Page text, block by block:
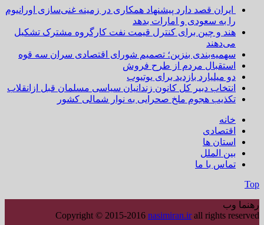
ایران قصد دارد پیشنهاد همکاری در زمینه غنی‌سازی اورانیوم
را به سعودی و امارات بدهد
هند و چین برای کنترل قیمت نفت کارگروه مشترک تشکیل
می‌دهند
سهمیه‌بندی بنزین؛ تصمیم شورای اقتصادی سران سه قوه
استقبال مردم از طرح فروش
دو میلیارد بازدید برای یوتیوب
انتخاب دبیر کل کانون زندانیان سیاسی مسلمان قبل ازانقلاب
تکذیب هجوم ملخ صحرایی به نوار شمالی کشور
خانه
اقتصادی
استان ها
بین الملل
تماس با ما
Top
رهنما وب
Copyright © 2015-2016 nasimiran.irall rights reserved